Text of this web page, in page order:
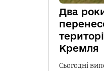
Два
Кремля
Сьогодні